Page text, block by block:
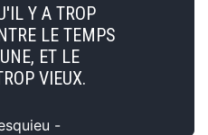
Y A TROP
LE TEMPS
ET LE
VIEUX.
-